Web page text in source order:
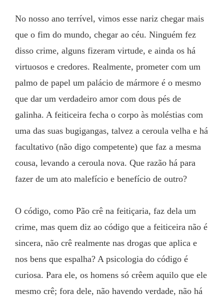
No nosso ano terrível, vimos esse nariz chegar mais
que o fim do mundo, chegar ao céu. Ninguém fez
disso crime, alguns fizeram virtude, e ainda os há
virtuosos e credores. Realmente, prometer com um
palmo de papel um palácio de mármore é o mesmo
que dar um verdadeiro amor com dous pés de
galinha. A feiticeira fecha o corpo às moléstias com
uma das suas bugigangas, talvez a ceroula velha e há
facultativo (não digo competente) que faz a mesma
cousa, levando a ceroula nova. Que razão há para
fazer de um ato malefício e benefício de outro?
O código, como Pão crê na feitiçaria, faz dela um
crime, mas quem diz ao código que a feiticeira não é
sincera, não crê realmente nas drogas que aplica e
nos bens que espalha? A psicologia do código é
curiosa. Para ele, os homens só crêem aquilo que ele
mesmo crê; fora dele, não havendo verdade, não há